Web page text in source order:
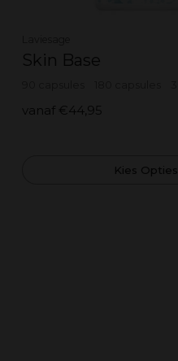
Skin Base
vanaf €44,95
Kies Opties